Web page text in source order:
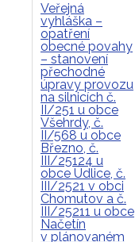
Veřejná
vyhláška –
opatření
obecné povahy
– stanovení
přechodné
úpravy provozu
na silnicích č.
II/251 u obce
Všehrdy, č.
II/568 u obce
Březno, č.
III/25124 u
obce Údlice, č.
III/2521 v obci
Chomutov a č.
III/25211 u obce
Načetín
v plánovaném